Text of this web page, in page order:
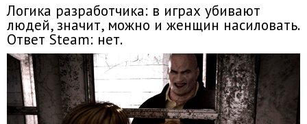
Логика разработчика: в играх убивают
людей, значит, можно и женщин насиловать.
Ответ Steam: нет.